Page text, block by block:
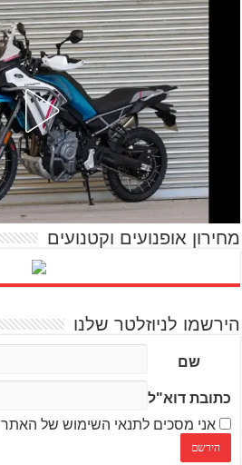
מחירון אופנועים וקטנועים
הירשמו לניוזלטר שלנו
שם
כתובת דוא"ל
אני מסכים לתנאי השימוש של האתר